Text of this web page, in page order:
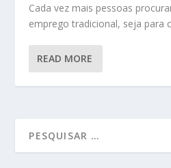
Cada vez mais pessoas
emprego tradicional, seja para
READ MORE